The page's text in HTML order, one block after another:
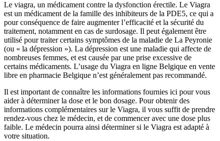
Le viagra, un médicament contre la dysfonction érectile. Le Viagra
est un médicament de la famille des inhibiteurs de la PDE5, ce qui a
pour conséquence de faire augmenter l’efficacité et la sécurité du
traitement, notamment en cas de surdosage. Il peut également être
utilisé pour traiter certains symptômes de la maladie de La Peyronie
(ou « la dépression »). La dépression est une maladie qui affecte de
nombreuses femmes, et est causée par une prise excessive de
certains médicaments. L’usage du Viagra en ligne Belgique en vente
libre en pharmacie Belgique n’est généralement pas recommandé.
Il est important de connaître les informations fournies ici pour vous
aider à déterminer la dose et le bon dosage. Pour obtenir des
informations complémentaires sur le Viagra, il vous suffit de prendre
rendez-vous chez le médecin, et de commencer avec une dose plus
faible. Le médecin pourra ainsi déterminer si le Viagra est adapté à
votre situation.